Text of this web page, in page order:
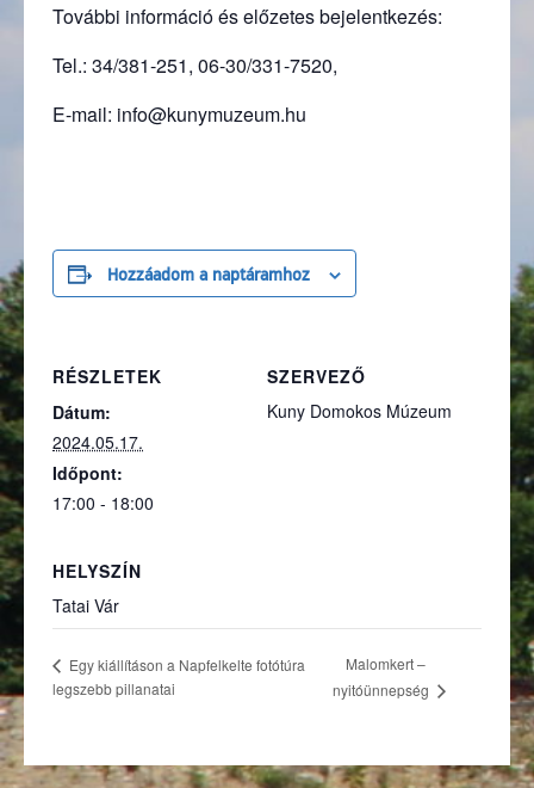
További információ és előzetes bejelentkezés:
Tel.: 34/381-251, 06-30/331-7520,
E-mail: info@kunymuzeum.hu
Hozzáadom a naptáramhoz
RÉSZLETEK
Dátum:
2024.05.17.
Időpont:
17:00 - 18:00
SZERVEZŐ
Kuny Domokos Múzeum
HELYSZÍN
Tatai Vár
Egy kiállításon a Napfelkelte fotótúra
legszebb pillanatai
Malomkert –
nyitóünnepség